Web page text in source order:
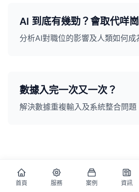
AI 到底有幾勁？會取代咩
分析AI對職位的影響及人類如何成
數據入完一次又一次？
解決數據重複輸入及系統整合問題
首頁 服務 案例 資訊